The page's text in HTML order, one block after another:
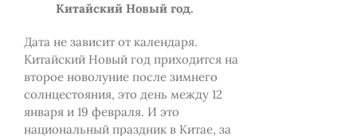
Китайский Новый год.
Дата не зависит от календаря.
Китайский Новый год приходится на
второе новолуние после зимнего
солнцестояния, это день между 12
января и 19 февраля. И это
национальный праздник в Китае, за